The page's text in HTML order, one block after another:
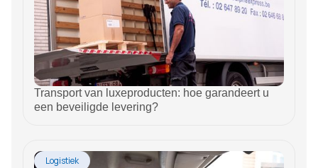
Transport van luxeproducten: hoe garandeert u
een beveiligde levering?
Logistiek